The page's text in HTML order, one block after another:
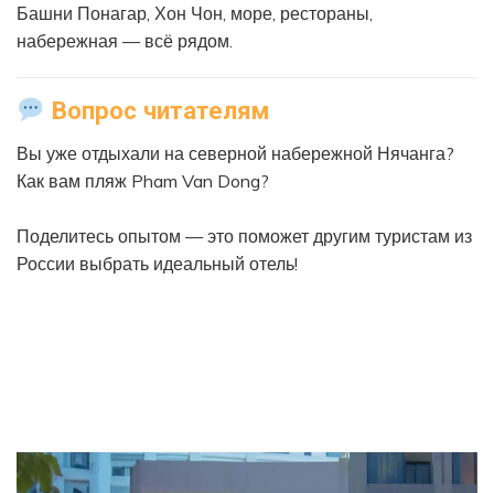
Башни Понагар, Хон Чон, море, рестораны,
набережная — всё рядом.
Вопрос читателям
Вы уже отдыхали на северной набережной Нячанга?
Как вам пляж Pham Van Dong?
Поделитесь опытом — это поможет другим туристам из
России выбрать идеальный отель!